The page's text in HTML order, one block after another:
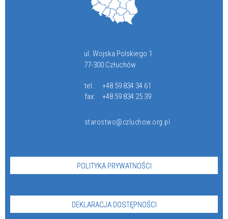
ul. Wojska Polskiego 1
77-300 Człuchów
tel.:
+48 59 834 34 61
fax:
+48 59 834 25 39
starostwo@czluchow.org.pl
POLITYKA PRYWATNOŚCI
DEKLARACJA DOSTĘPNOŚCI